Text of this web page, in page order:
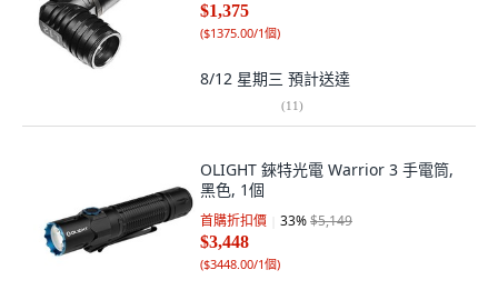
$1,375
($1375.00/1個)
8/12 星期三 預計送達
(11)
OLIGHT 錸特光電 Warrior 3 手電筒,
黑色, 1個
首購折扣價 33%$5,149
$3,448
($3448.00/1個)